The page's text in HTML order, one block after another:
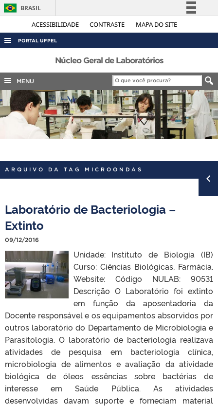
ACESSIBILIDADE CONTRASTE MAPA DO SITE
BRASIL
Simplifique!
Legislação
Canais
PORTAL UFPEL
ACESSO À INFORMAÇÃO
AUDITORIA
COBALTO
CONCURSOS
EDITAIS
INTERNACIONAL
PORTARIAS
Núcleo Geral de Laboratórios
MENU
ARQUIVO DA TAG MICROONDAS
Laboratório de Bacteriologia –
Extinto
09/12/2016
Unidade: Instituto de Biologia (IB)
Curso: Ciências Biológicas, Farmácia.
Website: Código NULAB: 90531
Descrição O Laboratório foi extinto
em função da aposentadoria da
Docente responsável e os equipamentos absorvidos por
outros laboratório do Departamento de Microbiologia e
Parasitologia. O laboratório de bacteriologia realizava
atividades de pesquisa em bacteriologia clínica,
microbiologia de alimentos e avaliação da atividade
biológica de óleos essências sobre bactérias de
interesse em Saúde Pública. As atividades
desenvolvidas davam suporte e forneciam material